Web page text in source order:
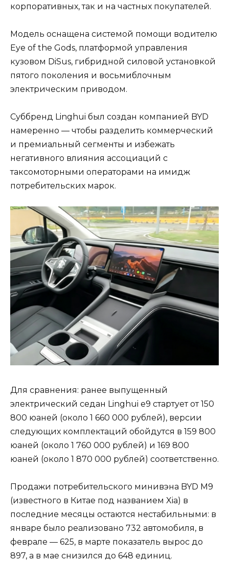
корпоративных, так и на частных покупателей.
Модель оснащена системой помощи водителю
Eye of the Gods, платформой управления
кузовом DiSus, гибридной силовой установкой
пятого поколения и восьмиблочным
электрическим приводом.
Суббренд Linghui был создан компанией BYD
намеренно — чтобы разделить коммерческий
и премиальный сегменты и избежать
негативного влияния ассоциаций с
таксомоторными операторами на имидж
потребительских марок.
Для сравнения: ранее выпущенный
электрический седан Linghui e9 стартует от 150
800 юаней (около 1 660 000 рублей), версии
следующих комплектаций обойдутся в 159 800
юаней (около 1 760 000 рублей) и 169 800
юаней (около 1 870 000 рублей) соответственно.
Продажи потребительского минивэна BYD M9
(известного в Китае под названием Xia) в
последние месяцы остаются нестабильными: в
январе было реализовано 732 автомобиля, в
феврале — 625, в марте показатель вырос до
897, а в мае снизился до 648 единиц.